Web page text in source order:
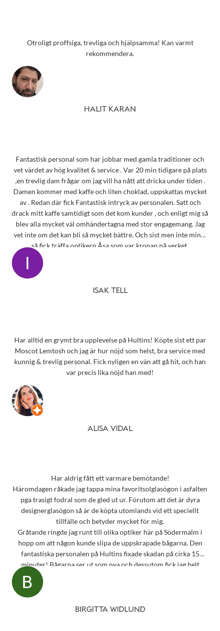
Otroligt proffsiga, trevliga och hjälpsamma! Kan varmt
rekommendera.
HALIT KARAN
Fantastisk personal som har jobbar med gamla traditioner och
vet värdet av hög kvalitet & service . Var 20 min tidigare på plats
,en trevlig dam frågar om jag vill ha nått att dricka under tiden .
Damen kommer med kaffe och liten choklad, uppskattas mycket
av . Redan där fick Fantastisk intryck av personalen. Satt och
drack mitt kaffe samtidigt som det kom kunder , och enligt mig så
blev alla mycket väl omhändertagna med stor engagemang. Jag
vet inte om det kan bli så mycket bättre. Och sist men inte minst
så fick träffa optikern Åsa som var kronan på verket.
ISAK TELL
Har alltid en grymt bra upplevelse på Hultins! Köpte sist ett par
Moscot Lemtosh och jag är hur nöjd som helst, bra service med
kunnig & trevlig personal. Fick nyligen en vän att gå hit, och han
var precis lika nöjd han med!
ALISA VIDAL
Har aldrig fått ett varmare bemötande!
Häromdagen råkade jag tappa mina favoritsolglasögon i asfalten
pga trasigt fodral som de gled ut ur. Förutom att det är dyra
designerglasögon så är de köpta utomlands vid ett speciellt
tillfälle och betyder mycket för mig.
Gråtande ringde jag runt till olika optiker här på Södermalm i
hopp om att någon kunde slipa de uppskrapade bågarna. Den
fantastiska personalen på Hultins fixade skadan på cirka 15
minuter! Bågarna ser ut som nya och dessutom fick jag helt
oväntat en underbar gåva – ett sprillans nytt fodral från samma
märke som mina solglasögon! Vilken fantastisk service! Kommer
Snart behöver jag boka tid för en synundersökning och jag vet
BIRGITTA WIDLUND